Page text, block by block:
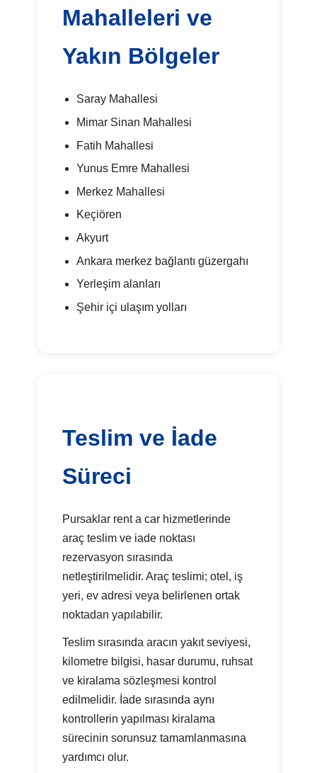
Mahalleleri ve
Yakın Bölgeler
Saray Mahallesi
Mimar Sinan Mahallesi
Fatih Mahallesi
Yunus Emre Mahallesi
Merkez Mahallesi
Keçiören
Akyurt
Ankara merkez bağlantı güzergahı
Yerleşim alanları
Şehir içi ulaşım yolları
Teslim ve İade
Süreci
Pursaklar rent a car hizmetlerinde
araç teslim ve iade noktası
rezervasyon sırasında
netleştirilmelidir. Araç teslimi; otel, iş
yeri, ev adresi veya belirlenen ortak
noktadan yapılabilir.
Teslim sırasında aracın yakıt seviyesi,
kilometre bilgisi, hasar durumu, ruhsat
ve kiralama sözleşmesi kontrol
edilmelidir. İade sırasında aynı
kontrollerin yapılması kiralama
sürecinin sorunsuz tamamlanmasına
yardımcı olur.